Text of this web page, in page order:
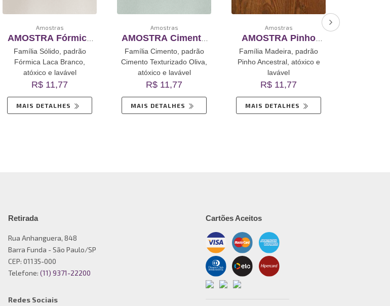
Amostras
AMOSTRA Fórmica
Laca Branco
Revestimento De
Vinil Autoadesivo
Família Sólido, padrão
Fórmica Laca Branco,
atóxico e lavável
R$ 11,77
MAIS DETALHES
Amostras
AMOSTRA Cimento
Texturizado Oliva
Revestimento De
Vinil Autoadesivo
Família Cimento, padrão
Cimento Texturizado Oliva,
atóxico e lavável
R$ 11,77
MAIS DETALHES
Amostras
AMOSTRA Pinho
Ancestral
Revestimento De
Vinil Autoadesivo
Família Madeira, padrão
Pinho Ancestral, atóxico e
lavável
R$ 11,77
MAIS DETALHES
Retirada
Rua Anhanguera, 848
Barra Funda - São Paulo/SP
CEP: 01135-000
Telefone: (11) 9371-22200
Redes Sociais
Cartões Aceitos